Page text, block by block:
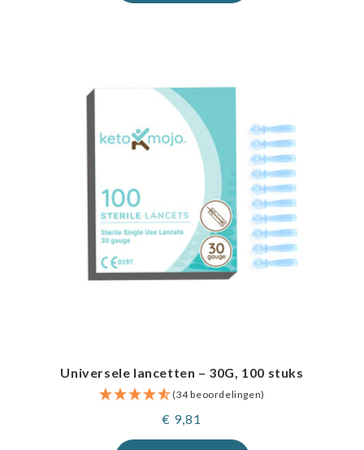
Universele lancetten – 30G, 100 stuks
(34 beoordelingen)
Normale
prijs
€ 9,81